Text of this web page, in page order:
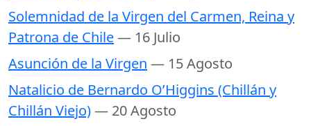
Solemnidad de la Virgen del Carmen, Reina y
Patrona de Chile— 16 Julio
Asunción de la Virgen — 15 Agosto
Natalicio de Bernardo O’Higgins (Chillán y
Chillán Viejo)— 20 Agosto